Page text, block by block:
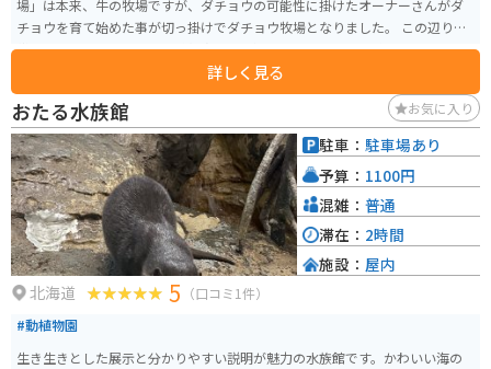
場」は本来、牛の牧場ですが、ダチョウの可能性に掛けたオーナーさんがダ
チョウを育て始めた事が切っ掛けでダチョウ牧場となりました。 この辺り一
帯はニセコ町の「ふるさと眺望点」にも選ばれているとても眺めの良いとこ
ろで羊蹄山を背景にダチョウの姿を撮影できるうえに無料（餌代のみ100円）
で開放されている牧場です。近年はダチョウを使用したお土産も売られるよ
うになり、話題となっています。
詳しく見る
おたる水族館 お気に入り
北海道 5 （口コミ1件）
#動植物園
生き生きとした展示と分かりやすい説明が魅力の水族館です。かわいい海の
駐車： 駐車場あり
予算： 1100円
混雑： 普通
滞在： 2時間
施設： 屋内